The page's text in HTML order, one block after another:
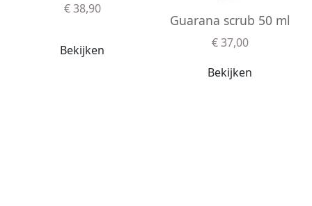
€ 38,90
Bekijken
Guarana scrub 50 ml
€ 37,00
Bekijken